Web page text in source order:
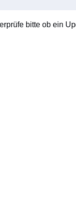
bitte ob ein